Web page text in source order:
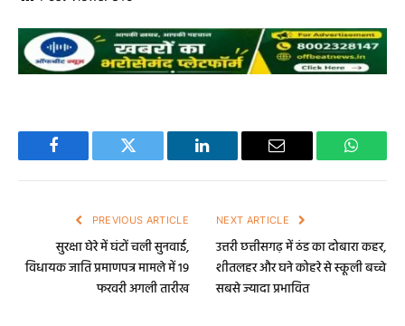
Facebook Twitter LinkedIn Email
PREVIOUS ARTICLE
सुरक्षा घेरे में घंटों चली सुनवाई,
विधायक जाति प्रमाणपत्र मामले में 19
फरवरी अगली तारीख
NEXT ARTICLE
उत्तरी छत्तीसगढ़ में ठंड का दोबारा कहर,
शीतलहर और घने कोहरे से स्कूली बच्चे
सबसे ज्यादा प्रभावित